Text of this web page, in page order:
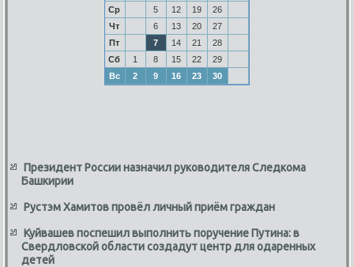
Ср
5 12 19
26
Чт
6 13 20
27
Пт
7 14 21
28
Сб
1 8 15 22
29
Вс
2 9 16 23 30
Президент России назначил руководителя Следкома
Башкирии
Рустэм Хамитов провёл личный приём граждан
Куйвашев поспешил выполнить поручение Путина: в
Свердловской области создадут центр для одаренных
детей